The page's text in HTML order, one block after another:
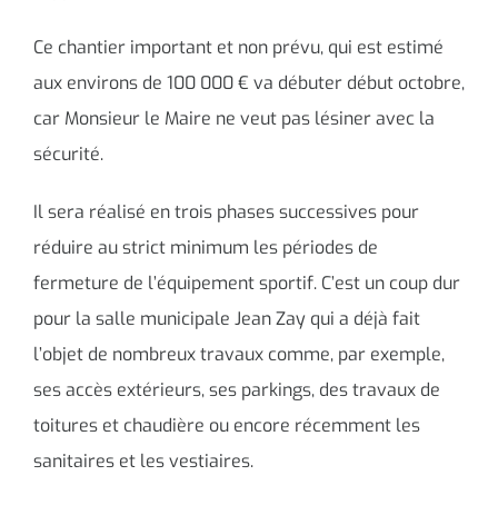
Ce chantier important et non prévu, qui est estimé
aux environs de 100 000 € va débuter début octobre,
car Monsieur le Maire ne veut pas lésiner avec la
sécurité.
Il sera réalisé en trois phases successives pour
réduire au strict minimum les périodes de
fermeture de l’équipement sportif. C’est un coup dur
pour la salle municipale Jean Zay qui a déjà fait
l’objet de nombreux travaux comme, par exemple,
ses accès extérieurs, ses parkings, des travaux de
toitures et chaudière ou encore récemment les
sanitaires et les vestiaires.